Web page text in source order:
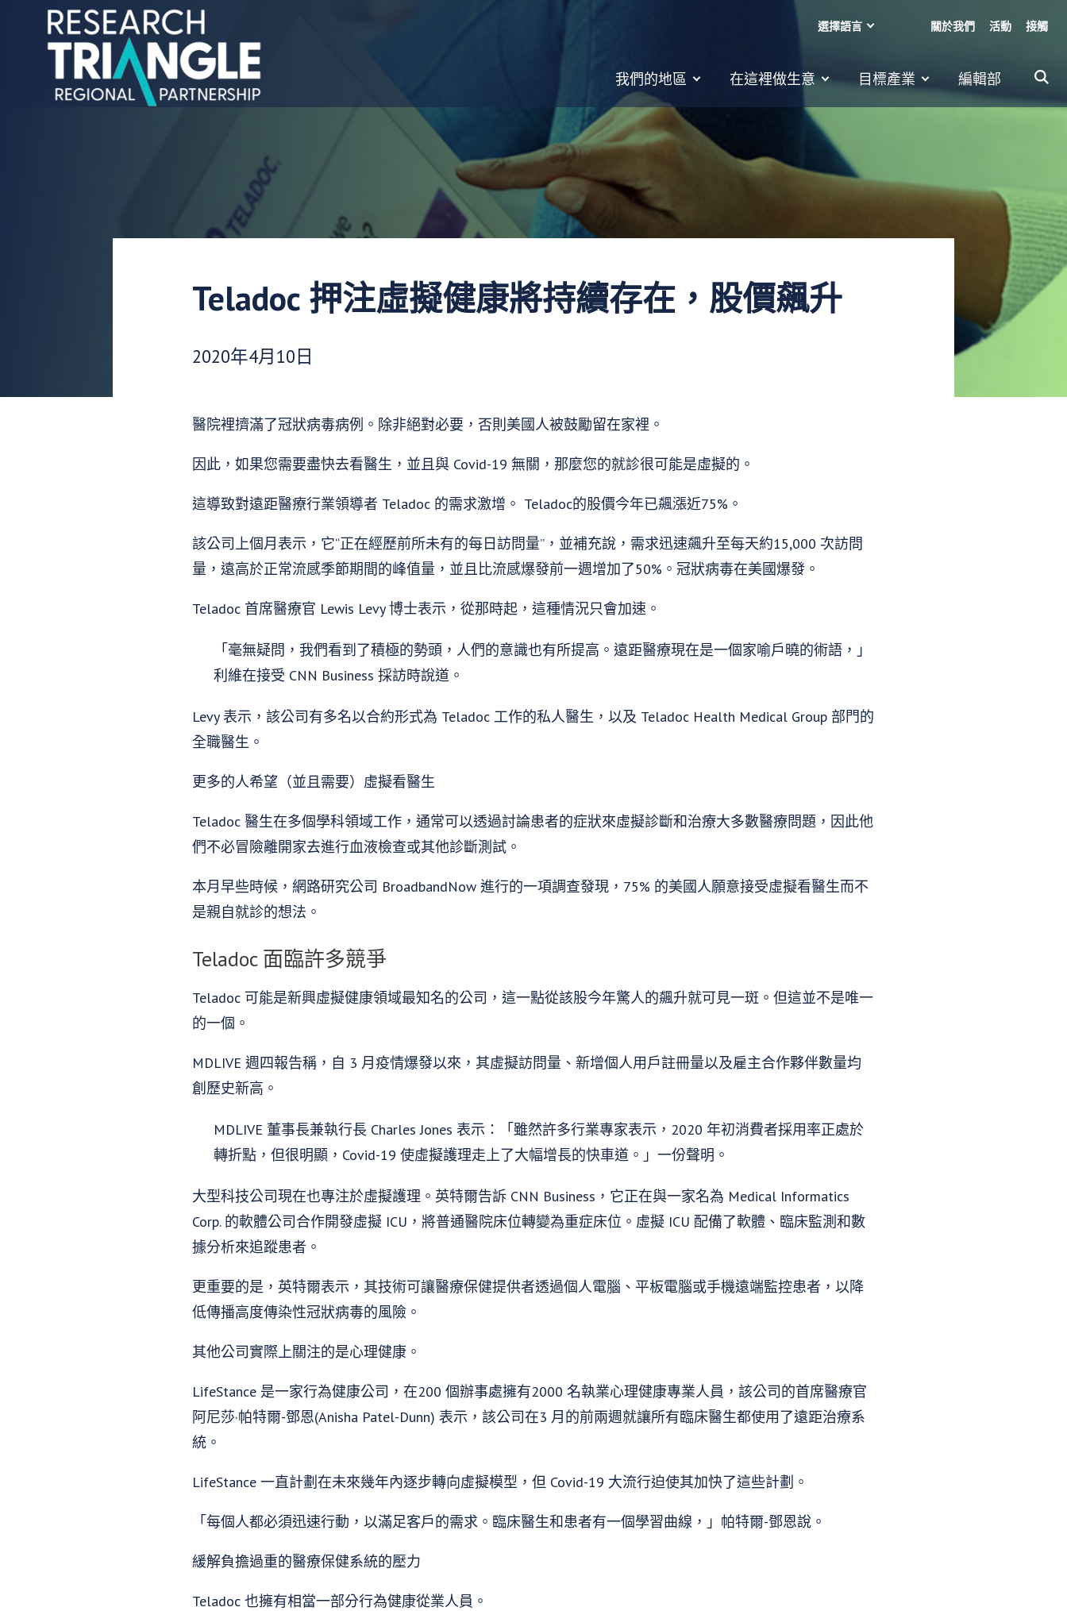
跳至內容
我們的地區 在這裡做生意 目標產業 編輯部
關於我們 活動 接觸
選擇語言
Teladoc 押注虛擬健康將持續存在，股價飆升
發布日期：
2020年4月10日
醫院裡擠滿了冠狀病毒病例。除非絕對必要，否則美國人被鼓勵留在家裡。
因此，如果您需要盡快去看醫生，並且與 Covid-19 無關，那麼您的就診很可能是虛擬的。
這導致對遠距醫療行業領導者 Teladoc 的需求激增。 Teladoc的股價今年已飆漲近75%。
該公司上個月表示，它“正在經歷前所未有的每日訪問量”，並補充說，需求迅速飆升至每天約15,000 次訪問
量，遠高於正常流感季節期間的峰值量，並且比流感爆發前一週增加了50%。冠狀病毒在美國爆發。
Teladoc 首席醫療官 Lewis Levy 博士表示，從那時起，這種情況只會加速。
「毫無疑問，我們看到了積極的勢頭，人們的意識也有所提高。遠距醫療現在是一個家喻戶曉的術語，」
利維在接受 CNN Business 採訪時說道。
Levy 表示，該公司有多名以合約形式為 Teladoc 工作的私人醫生，以及 Teladoc Health Medical Group 部門的
全職醫生。
更多的人希望（並且需要）虛擬看醫生
Teladoc 醫生在多個學科領域工作，通常可以透過討論患者的症狀來虛擬診斷和治療大多數醫療問題，因此他
們不必冒險離開家去進行血液檢查或其他診斷測試。
本月早些時候，網路研究公司 BroadbandNow 進行的一項調查發現，75% 的美國人願意接受虛擬看醫生而不
是親自就診的想法。
Teladoc 面臨許多競爭
Teladoc 可能是新興虛擬健康領域最知名的公司，這一點從該股今年驚人的飆升就可見一斑。但這並不是唯一
的一個。
MDLIVE 週四報告稱，自 3 月疫情爆發以來，其虛擬訪問量、新增個人用戶註冊量以及雇主合作夥伴數量均
創歷史新高。
MDLIVE 董事長兼執行長 Charles Jones 表示：「雖然許多行業專家表示，2020 年初消費者採用率正處於
轉折點，但很明顯，Covid-19 使虛擬護理走上了大幅增長的快車道。」一份聲明。
大型科技公司現在也專注於虛擬護理。英特爾告訴 CNN Business，它正在與一家名為 Medical Informatics
Corp. 的軟體公司合作開發虛擬 ICU，將普通醫院床位轉變為重症床位。虛擬 ICU 配備了軟體、臨床監測和數
據分析來追蹤患者。
更重要的是，英特爾表示，其技術可讓醫療保健提供者透過個人電腦、平板電腦或手機遠端監控患者，以降
低傳播高度傳染性冠狀病毒的風險。
其他公司實際上關注的是心理健康。
LifeStance 是一家行為健康公司，在200 個辦事處擁有2000 名執業心理健康專業人員，該公司的首席醫療官
阿尼莎·帕特爾-鄧恩(Anisha Patel-Dunn) 表示，該公司在3 月的前兩週就讓所有臨床醫生都使用了遠距治療系
統。
LifeStance 一直計劃在未來幾年內逐步轉向虛擬模型，但 Covid-19 大流行迫使其加快了這些計劃。
「每個人都必須迅速行動，以滿足客戶的需求。臨床醫生和患者有一個學習曲線，」帕特爾-鄧恩說。
緩解負擔過重的醫療保健系統的壓力
Teladoc 也擁有相當一部分行為健康從業人員。